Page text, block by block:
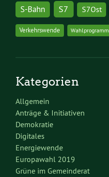
S-Bahn S7 S7Ost
Verkehrswende Wahlprogramm
Kategorien
Allgemein
Anträge & Initiativen
Demokratie
Digitales
Energiewende
Europawahl 2019
Grüne im Gemeinderat